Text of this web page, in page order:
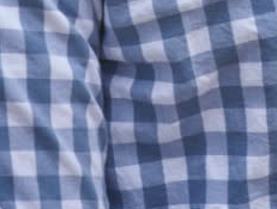
op met SalesNeem contact